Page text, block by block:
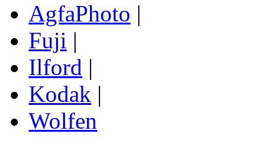
AgfaPhoto |
Fuji |
Ilford |
Kodak |
Wolfen